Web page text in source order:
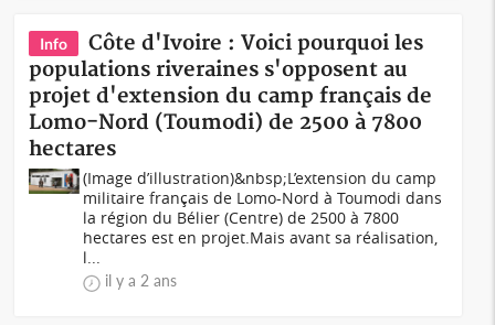
Info
Côte d'Ivoire : Voici pourquoi les
populations riveraines s'opposent au
projet d'extension du camp français de
Lomo-Nord (Toumodi) de 2500 à 7800
hectares
(Image d’illustration)&nbsp;L’extension du camp
militaire français de Lomo-Nord à Toumodi dans
la région du Bélier (Centre) de 2500 à 7800
hectares est en projet.Mais avant sa réalisation,
l...
il y a 2 ans